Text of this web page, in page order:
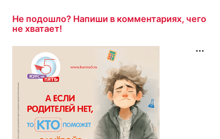
Не подошло? Напиши в комментариях, чего
не хватает!